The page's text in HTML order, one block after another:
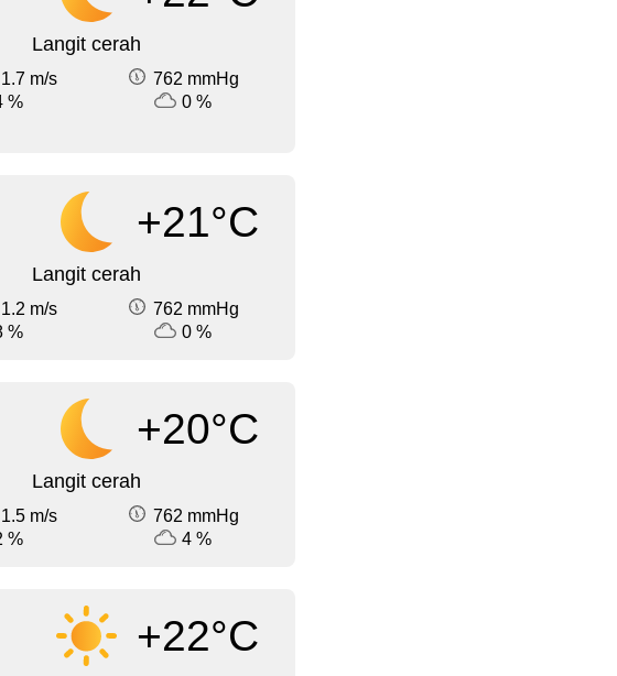
Langit cerah
m/s
762 mmHg
%
0 %
+21°C
Langit cerah
m/s
762 mmHg
%
0 %
+20°C
Langit cerah
m/s
762 mmHg
%
4 %
+22°C